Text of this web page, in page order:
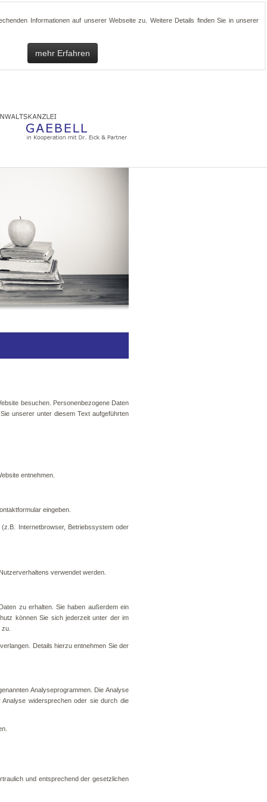
Informationen auf unserer Webseite zu. Weitere Details finden Sie in unserer
mehr Erfahren
besuchen. Personenbezogene Daten
unserer unter diesem Text aufgeführten
entnehmen.
eingeben.
Internetbrowser, Betriebssystem oder
verwendet werden.
zu erhalten. Sie haben außerdem ein
können Sie sich jederzeit unter der im
Details hierzu entnehmen Sie der
Analyseprogrammen. Die Analyse
widersprechen oder sie durch die
und entsprechend der gesetzlichen